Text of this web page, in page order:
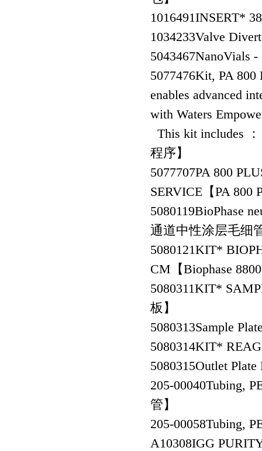
1016491INSERT*
1034233Valve
5043467NanoVials -
5077476Kit, PA 800
enables advanced
with Waters
This kit includes
程序】
5077707PA 800
SERVICE【PA 800
5080119BioPhase
通道中性涂层毛细
5080121KIT*
CM【Biophase
5080311KIT*
板】
5080313Sample
5080314KIT*
5080315Outlet
205-00040Tubing,
管】
205-00058Tubing,
A10308IGG